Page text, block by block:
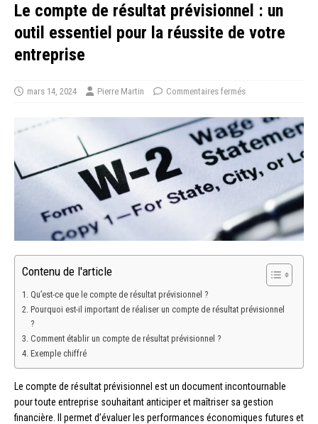
Le compte de résultat prévisionnel : un
outil essentiel pour la réussite de votre
entreprise
mars 14, 2024 Pierre Martin Commentaires fermés
Contenu de l'article
Qu’est-ce que le compte de résultat prévisionnel ?
Pourquoi est-il important de réaliser un compte de résultat prévisionnel
?
Comment établir un compte de résultat prévisionnel ?
Exemple chiffré
Le compte de résultat prévisionnel est un document incontournable
pour toute entreprise souhaitant anticiper et maîtriser sa gestion
financière. Il permet d’évaluer les performances économiques futures et